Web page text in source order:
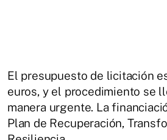
El presupuesto de licitación
euros, y el procedimiento se
manera urgente. La
Plan de Recuperación,